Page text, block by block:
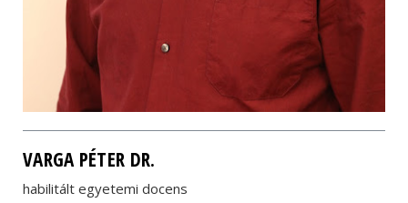
VARGA PÉTER DR.
habilitált egyetemi docens